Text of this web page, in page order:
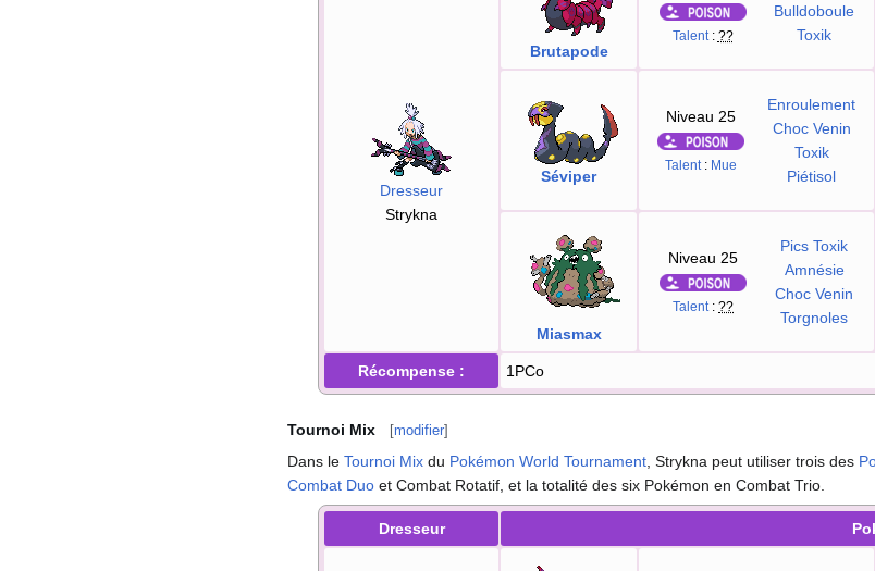
Dresseur
Strykna
Brutapode
Talent : ??
Bulldoboule
Toxik
Séviper
Niveau 25
Talent : Mue
Enroulement
Choc Venin
Toxik
Piétisol
Miasmax
Niveau 25
Talent : ??
Pics Toxik
Amnésie
Choc Venin
Torgnoles
Récompense : 1PCo
Tournoi Mix [modifier]
Dans le Tournoi Mix du Pokémon World Tournament , Strykna peut utiliser trois des
Combat Duo et Combat Rotatif, et la totalité des six Pokémon en Combat Trio.
Dresseur